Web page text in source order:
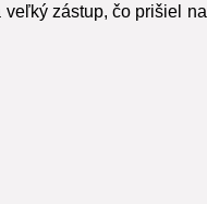
veľký zástup, čo prišiel